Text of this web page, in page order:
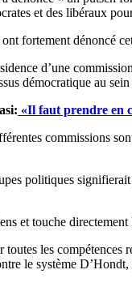
et des libéraux
fortement dénoncé
d’une
démocratique au
«Il faut prendre en
commissions
politiques
et touche
les compétences
le système